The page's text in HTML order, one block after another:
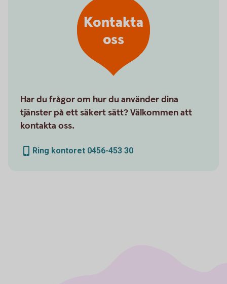
Har du frågor om hur du använder dina
tjänster på ett säkert sätt? Välkommen att
kontakta oss.
Ring kontoret 0456-453 30
Kontakta
oss